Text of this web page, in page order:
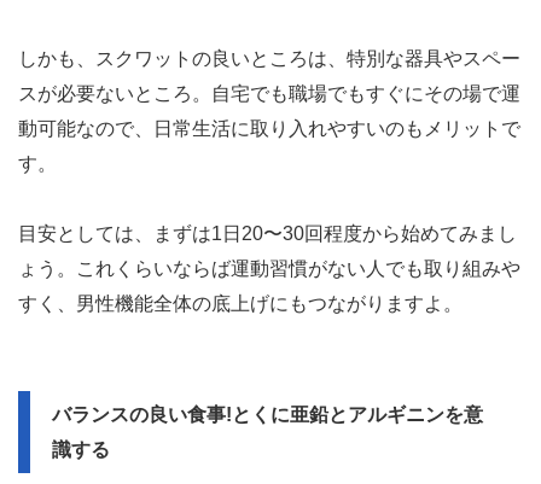
しかも、スクワットの良いところは、特別な器具やスペー
スが必要ないところ。自宅でも職場でもすぐにその場で運
動可能なので、日常生活に取り入れやすいのもメリットで
す。
目安としては、まずは1日20〜30回程度から始めてみまし
ょう。これくらいならば運動習慣がない人でも取り組みや
すく、男性機能全体の底上げにもつながりますよ。
バランスの良い食事!とくに亜鉛とアルギニンを意
識する